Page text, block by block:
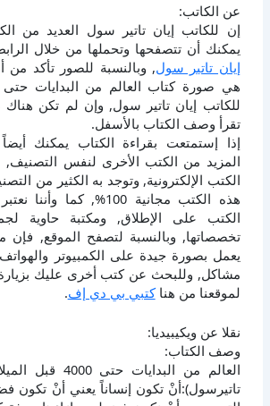
عن الكاتب:
إن للكاتب إيان تاتير سول العديد من
يمكنك أن تتصفحها وتحملها من خلال
إيان تاتير سول, وبالنسبة للصور تأكد من
للكاتب إيان تاتير سول, وإن لم تكن
تقرأ وصف الكتاب بالأسفل.
إذا إستمتعت بقراءة الكتاب يمكنك
المزيد من الكتب الأخرى لنفس التصنيف,
الكتب الإلكترونية, وتوجد به الكثير من
هذه الكتب مجانية 100%,
الكتب على الإطلاق, ومكتبة حاوية
يعمل بصورة جيدة على الكمبيوتر
مشاكل, وللبحث عن كتب أخرى عليك
لموقعنا من هناكتبي بي دي إف.
نقلا عن ويكيبيديا:
وصف الكتاب:
تاتيرسول):أنْ تكون إنساناً يعني أنْ تكون